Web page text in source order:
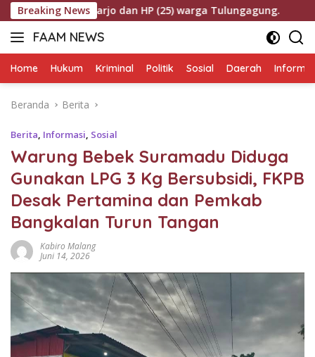
Langsung
ke
konten
Breaking News
dan HP (25) warga Tulungagung.
FAAM NEWS
Mengungkap
Mengawal
Home Hukum Kriminal Politik Sosial Daerah
Beranda Berita
Berita, Informasi, Sosial
Warung Bebek Suramadu Diduga
Gunakan LPG 3 Kg Bersubsidi, FKPB
Desak Pertamina dan Pemkab
Bangkalan Turun Tangan
Kabiro Malang
Juni 14, 2026